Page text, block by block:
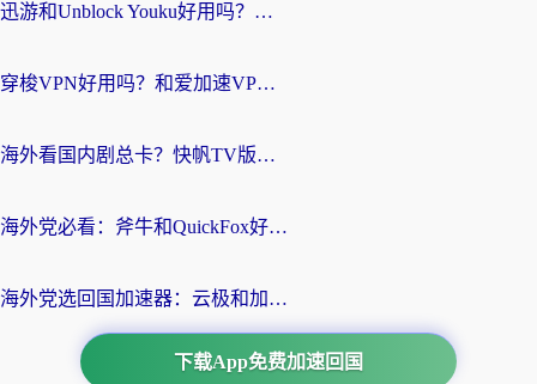
迅游和Unblock Youku好用吗？海外党亲测：3个维度教你选对回国加速器
穿梭VPN好用吗？和爱加速VPN对比哪个回国效果更好？海外党必看的实用指南
海外看国内剧总卡？快帆TV版VPN好用吗？和海牛VPN对比哪个回国效果更好？
海外党必看：斧牛和QuickFox好用吗？3步选对回国加速器，无缝刷国内剧玩游戏
海外党选回国加速器：云极和加速喵哪个好？附3款热门工具实测对比
下载App免费加速回国